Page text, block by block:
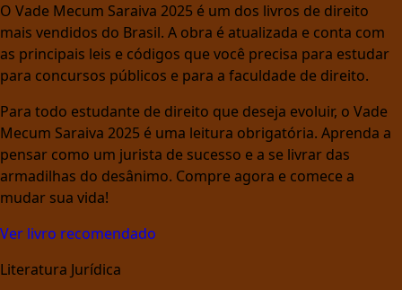
O Vade Mecum Saraiva 2025 é um dos livros de direito
mais vendidos do Brasil. A obra é atualizada e conta com
as principais leis e códigos que você precisa para estudar
para concursos públicos e para a faculdade de direito.
Para todo estudante de direito que deseja evoluir, o Vade
Mecum Saraiva 2025 é uma leitura obrigatória. Aprenda a
pensar como um jurista de sucesso e a se livrar das
armadilhas do desânimo. Compre agora e comece a
mudar sua vida!
Ver livro recomendado
Literatura Jurídica